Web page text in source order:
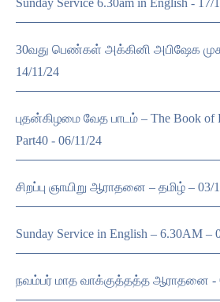
30வது பெண்கள் அக்கினி அபிஷேக
14/11/24
புதன்கிழமை வேத பாடம் – The Book of
Part40 - 06/11/24
சிறப்பு ஞாயிறு ஆராதனை – தமிழ் – 03/
Sunday Service in English – 6.30AM –
நவம்பர் மாத வாக்குத்தத்த ஆராதனை -